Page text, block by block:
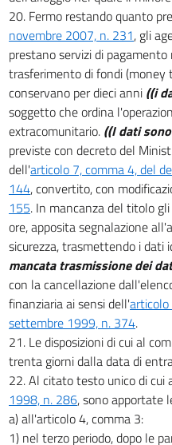
20. Fermo restando quanto
novembre 2007, n. 231, gli
prestano servizi di
trasferimento di fondi (money
conservano per dieci anni ((i
soggetto che ordina
extracomunitario. ((I dati
previste con decreto del
dell'articolo 7, comma 4, del
144, convertito, con
155. In mancanza del titolo
ore, apposita segnalazione
sicurezza, trasmettendo i dati
mancata trasmissione dei
con la cancellazione
finanziaria ai sensi dell'
settembre 1999, n. 374.
21. Le disposizioni di cui al
trenta giorni dalla data di
22. Al citato testo unico di cui
1998, n. 286, sono apportate
a) all'articolo 4, comma 3:
1) nel terzo periodo, dopo le